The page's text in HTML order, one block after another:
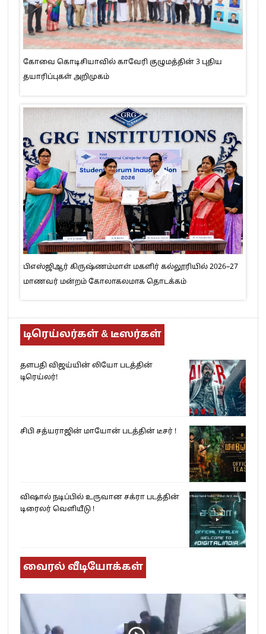
கோவை கொடிசியாவில் காவேரி குழுமத்தின் 3 புதிய
தயாரிப்புகள் அறிமுகம்
பிஎஸ்ஜிஆர் கிருஷ்ணம்மாள் மகளிர் கல்லூரியில் 2026–27
மாணவர் மன்றம் கோலாகலமாக தொடக்கம்
டிரெய்லர்கள் & டீஸர்கள்
தளபதி விஜய்யின் லியோ படத்தின்
டிரெய்லர்!
சிபி சத்யராஜின் மாயோன் படத்தின் டீசர் !
விஷால் நடிப்பில் உருவான சக்ரா படத்தின்
டிரைலர் வெளியீடு !
வைரல் வீடியோக்கள்